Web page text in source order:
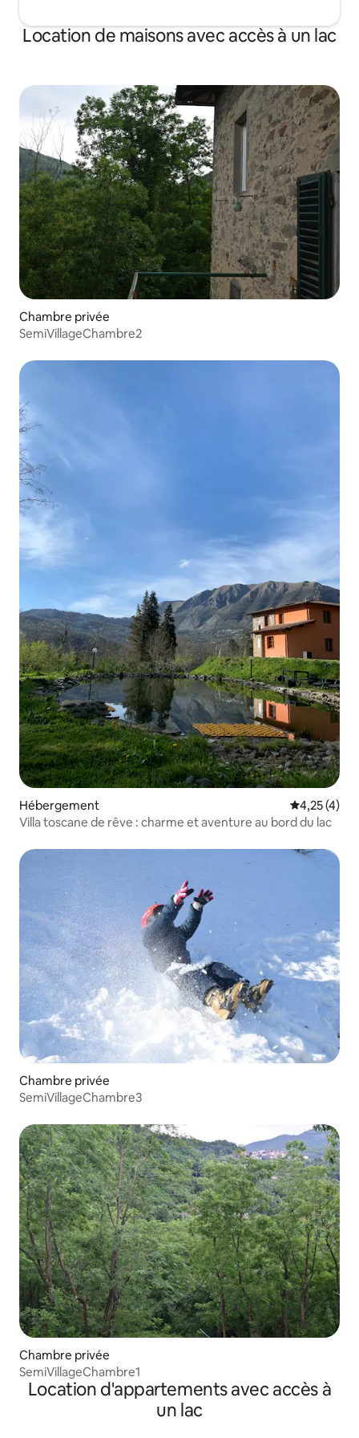
Location de maisons avec accès à un lac
Chambre privée
SemiVillageChambre2
Hébergement Évaluation
4,25 (4)
Villa toscane de rêve : charme et aventure au bord du lac
Chambre privée
SemiVillageChambre3
Chambre privée
SemiVillageChambre1
Location d'appartements avec accès à
un lac